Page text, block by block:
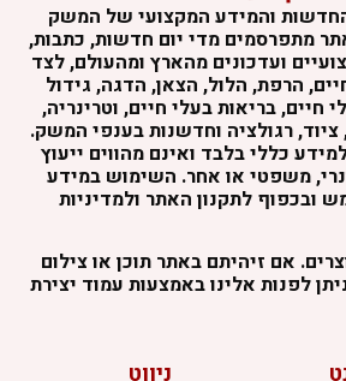
והמידע המקצועי של המשק
מתפרסמים מדי יום חדשות, כתבות,
ועדכונים מהארץ ומהעולם, לצד
הרפת, הלול, הצאן, הדגה, גידול
חיים, בריאות בעלי חיים, וטרינריה,
ציוד, רגולציה וחדשנות בענפי המשק.
כללי בלבד ואינם מהווים ייעוץ
משפטי או אחר. השימוש במידע
ובכפוף לתקנון האתר ולמדיניות
אם זיהיתם באתר תוכן או צילום
לפנות אלינו באמצעות עמוד יצירת
ניווט